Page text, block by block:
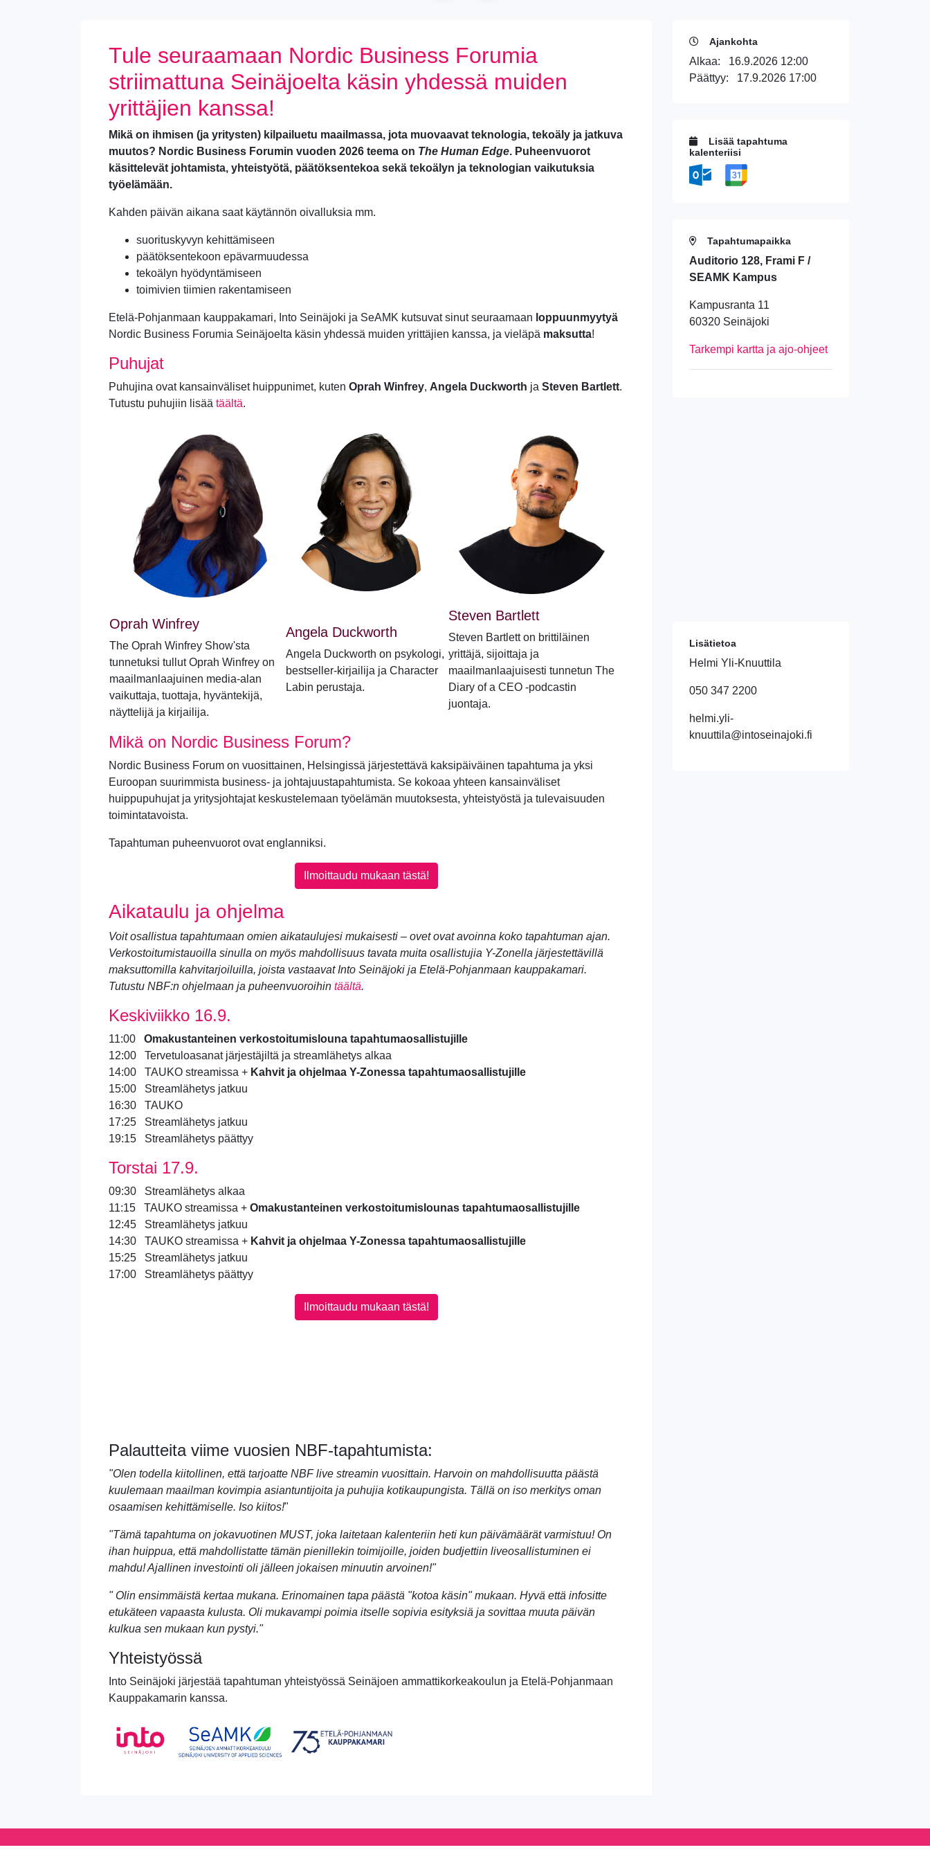
Tule seuraamaan Nordic Business Forumia
striimattuna Seinäjoelta käsin yhdessä muiden
yrittäjien kanssa!
Mikä on ihmisen (ja yritysten) kilpailuetu maailmassa, jota muovaavat teknologia, tekoäly ja jatkuva
muutos? Nordic Business Forumin vuoden 2026 teema on The Human Edge. Puheenvuorot
käsittelevät johtamista, yhteistyötä, päätöksentekoa sekä tekoälyn ja teknologian vaikutuksia
työelämään.
Kahden päivän aikana saat käytännön oivalluksia mm.
suorituskyvyn kehittämiseen
päätöksentekoon epävarmuudessa
tekoälyn hyödyntämiseen
toimivien tiimien rakentamiseen
Etelä-Pohjanmaan kauppakamari, Into Seinäjoki ja SeAMK kutsuvat sinut seuraamaan loppuunmyytyä
Nordic Business Forumia Seinäjoelta käsin yhdessä muiden yrittäjien kanssa, ja vieläpä maksutta!
Puhujat
Puhujina ovat kansainväliset huippunimet, kuten Oprah Winfrey, Angela Duckworth ja Steven Bartlett.
Tutustu puhujiin lisää täältä.
Oprah Winfrey
The Oprah Winfrey Show'sta
tunnetuksi tullut Oprah Winfrey on
maailmanlaajuinen media-alan
vaikuttaja, tuottaja, hyväntekijä,
näyttelijä ja kirjailija.
Angela Duckworth
Angela Duckworth on psykologi,
bestseller-kirjailija ja Character
Labin perustaja.
Steven Bartlett
Steven Bartlett on brittiläinen
yrittäjä, sijoittaja ja
maailmanlaajuisesti tunnetun The
Diary of a CEO -podcastin
juontaja.
Mikä on Nordic Business Forum?
Nordic Business Forum on vuosittainen, Helsingissä järjestettävä kaksipäiväinen tapahtuma ja yksi
Euroopan suurimmista business- ja johtajuustapahtumista. Se kokoaa yhteen kansainväliset
huippupuhujat ja yritysjohtajat keskustelemaan työelämän muutoksesta, yhteistyöstä ja tulevaisuuden
toimintatavoista.
Tapahtuman puheenvuorot ovat englanniksi.
Ilmoittaudu mukaan tästä!
Aikataulu ja ohjelma
Voit osallistua tapahtumaan omien aikataulujesi mukaisesti – ovet ovat avoinna koko tapahtuman ajan.
Verkostoitumistauoilla sinulla on myös mahdollisuus tavata muita osallistujia Y-Zonella järjestettävillä
maksuttomilla kahvitarjoiluilla, joista vastaavat Into Seinäjoki ja Etelä-Pohjanmaan kauppakamari.
Tutustu NBF:n ohjelmaan ja puheenvuoroihin täältä.
Keskiviikko 16.9.
11:00 Omakustanteinen verkostoitumislouna tapahtumaosallistujille
12:00 Tervetuloasanat järjestäjiltä ja streamlähetys alkaa
14:00 TAUKO streamissa + Kahvit ja ohjelmaa Y-Zonessa tapahtumaosallistujille
15:00 Streamlähetys jatkuu
16:30 TAUKO
17:25 Streamlähetys jatkuu
19:15 Streamlähetys päättyy
Torstai 17.9.
09:30 Streamlähetys alkaa
11:15 TAUKO streamissa + Omakustanteinen verkostoitumislounas tapahtumaosallistujille
12:45 Streamlähetys jatkuu
14:30 TAUKO streamissa + Kahvit ja ohjelmaa Y-Zonessa tapahtumaosallistujille
15:25 Streamlähetys jatkuu
17:00 Streamlähetys päättyy
Ilmoittaudu mukaan tästä!
Palautteita viime vuosien NBF-tapahtumista:
"Olen todella kiitollinen, että tarjoatte NBF live streamin vuosittain. Harvoin on mahdollisuutta päästä
kuulemaan maailman kovimpia asiantuntijoita ja puhujia kotikaupungista. Tällä on iso merkitys oman
osaamisen kehittämiselle. Iso kiitos!"
"Tämä tapahtuma on jokavuotinen MUST, joka laitetaan kalenteriin heti kun päivämäärät varmistuu! On
ihan huippua, että mahdollistatte tämän pienillekin toimijoille, joiden budjettiin liveosallistuminen ei
mahdu! Ajallinen investointi oli jälleen jokaisen minuutin arvoinen!"
" Olin ensimmäistä kertaa mukana. Erinomainen tapa päästä "kotoa käsin" mukaan. Hyvä että infositte
etukäteen vapaasta kulusta. Oli mukavampi poimia itselle sopivia esityksiä ja sovittaa muuta päivän
kulkua sen mukaan kun pystyi."
Yhteistyössä
Into Seinäjoki järjestää tapahtuman yhteistyössä Seinäjoen ammattikorkeakoulun ja Etelä-Pohjanmaan
Kauppakamarin kanssa.
Ajankohta
Alkaa: 16.9.2026 12:00
Päättyy: 17.9.2026 17:00
Lisää tapahtuma
kalenteriisi
Tapahtumapaikka
Auditorio 128, Frami F /
SEAMK Kampus
Kampusranta 11
60320 Seinäjoki
Tarkempi kartta ja ajo-ohjeet
Lisätietoa
Helmi Yli-Knuuttila
050 347 2200
helmi.yli-
knuuttila@intoseinajoki.fi